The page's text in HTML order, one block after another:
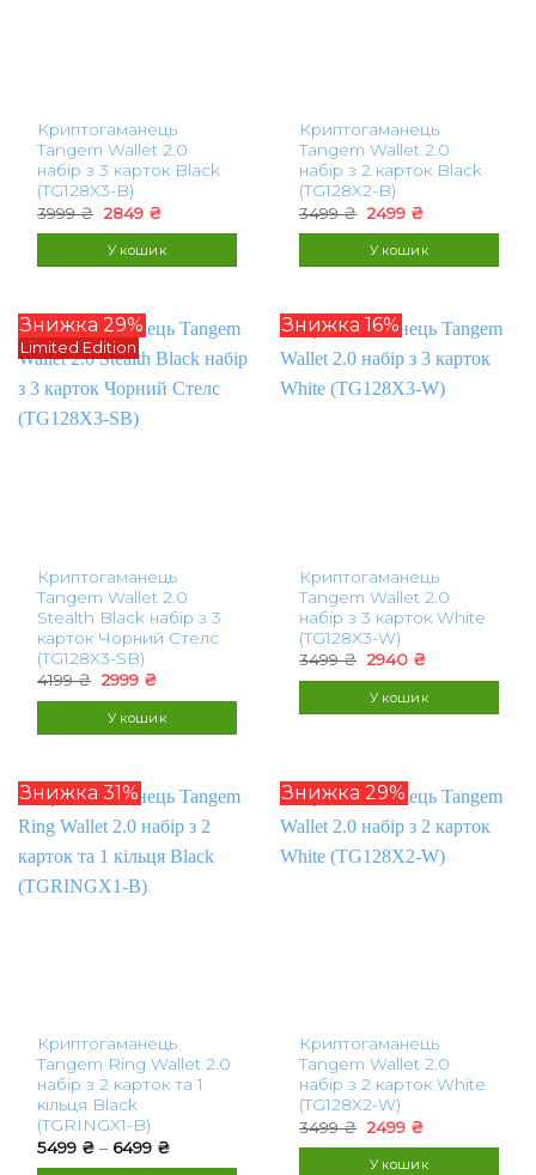
Криптогаманець
Tangem Wallet 2.0
набір з 3 карток Black
(TG128X3-B)
3999₴ Оригінальна
3999 ₴.
2849 ₴Поточна
У кошик
Криптогаманець
Tangem Wallet 2.0
набір з 2 карток Black
(TG128X2-B)
3499₴ Оригінальна
3499 ₴.
2499 ₴Поточна
У кошик
Знижка 29%
Limited Edition
Криптогаманець
Tangem Wallet 2.0
Stealth Black набір з 3
карток Чорний Стелс
(TG128X3-SB)
4199₴ Оригінальна
4199 ₴.
2999 ₴Поточна
У кошик
Знижка 16%
Криптогаманець
Tangem Wallet 2.0
набір з 3 карток White
(TG128X3-W)
3499₴ Оригінальна
3499 ₴.
2940 ₴Поточна
У кошик
Знижка 31%
Криптогаманець
Tangem Ring Wallet 2.0
набір з 2 карток та 1
кільця Black
(TGRINGX1-B)
5499 ₴ – 6499 ₴Price
Знижка 29%
Криптогаманець
Tangem Wallet 2.0
набір з 2 карток White
(TG128X2-W)
3499₴ Оригінальна
3499 ₴.
2499 ₴Поточна
У кошик